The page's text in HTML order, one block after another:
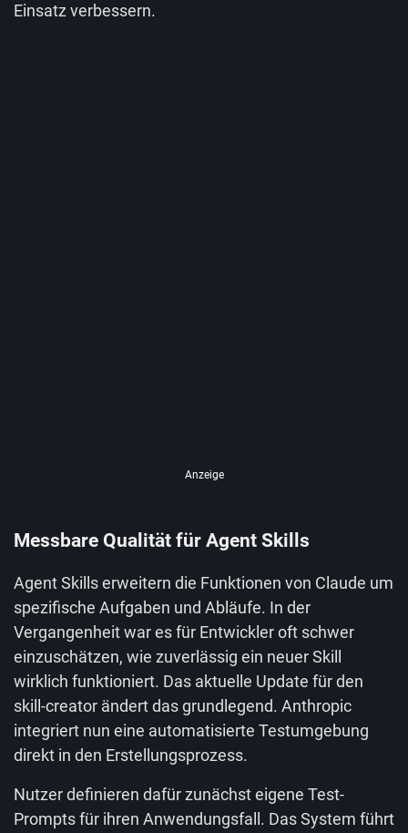
Einsatz verbessern.
Anzeige
Messbare Qualität für Agent Skills
Agent Skills erweitern die Funktionen von Claude um
spezifische Aufgaben und Abläufe. In der
Vergangenheit war es für Entwickler oft schwer
einzuschätzen, wie zuverlässig ein neuer Skill
wirklich funktioniert. Das aktuelle Update für den
skill-creator ändert das grundlegend. Anthropic
integriert nun eine automatisierte Testumgebung
direkt in den Erstellungsprozess.
Nutzer definieren dafür zunächst eigene Test-
Prompts für ihren Anwendungsfall. Das System führt